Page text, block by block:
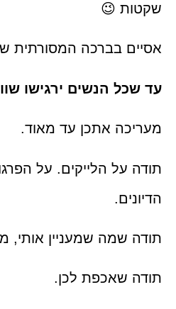
שקטות 😉
אסיים בברכה המסורתית
עד שכל הנשים ירגישו
מעריכה אתכן עד מאוד.
תודה על הלייקים. על
הדיונים.
תודה שמה שמעניין אותי,
תודה שאכפת לכן.